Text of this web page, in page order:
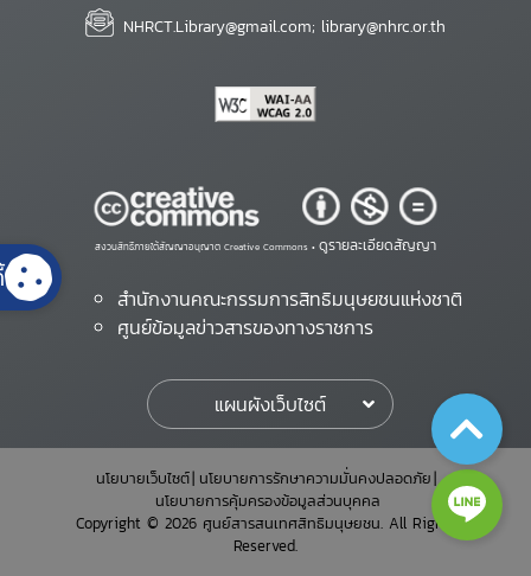
NHRCT.Library@gmail.com; library@nhrc.or.th
สงวนสิทธิ์ภายใต้สัญญาอนุญาต Creative Commons • ดูรายละเอียดสัญญา
สำนักงานคณะกรรมการสิทธิมนุษยชนแห่งชาติ
ศูนย์ข้อมูลข่าวสารของทางราชการ
แผนผังเว็บไซต์
นโยบายเว็บไซต์ นโยบายการรักษาความมั่นคงปลอดภัย
นโยบายการคุ้มครองข้อมูลส่วนบุคคล
Copyright © 2026 ศูนย์สารสนเทศสิทธิมนุษยชน. All Rights
Reserved.